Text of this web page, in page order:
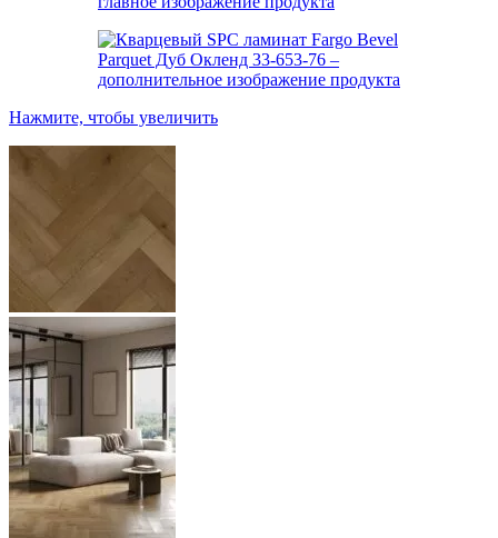
Нажмите, чтобы увеличить